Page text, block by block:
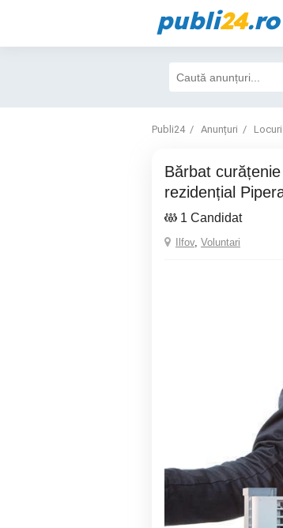
publi24.ro
Publi24 Anunțuri
Bărbat curățenie pubele si curte - ansamblu
rezidențial
1 Candidat
Ilfov, Voluntari